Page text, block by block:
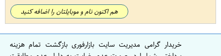
هم اکنون نام و موبایلتان را اضافه کنید
خریدار گرامی مدیریت سایت بازارفوری بازگشت تمام هزینه